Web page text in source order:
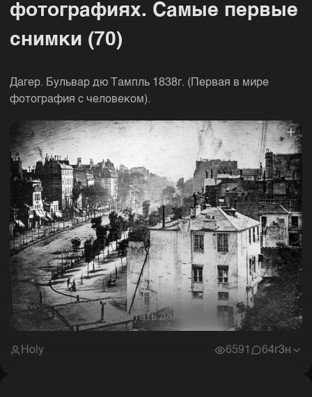
фотографиях. Самые первые
снимки (70)
Дагер. Бульвар дю Тампль 1838г. (Первая в мире
фотография с человеком).
Читать далее
Holy 6591 64г3н